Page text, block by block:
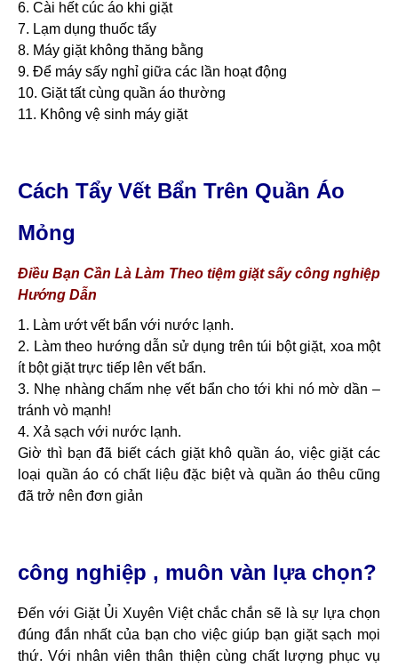
6. Cài hết cúc áo khi giặt
7. Lạm dụng thuốc tẩy
8. Máy giặt không thăng bằng
9. Để máy sấy nghỉ giữa các lần hoạt động
10. Giặt tất cùng quần áo thường
11. Không vệ sinh máy giặt
Cách Tẩy Vết Bẩn Trên Quần Áo
Mỏng
Điều Bạn Cần Là Làm Theo tiệm giặt sấy công nghiệp
Hướng Dẫn
1. Làm ướt vết bẩn với nước lạnh.
2. Làm theo hướng dẫn sử dụng trên túi bột giặt, xoa một
ít bột giặt trực tiếp lên vết bẩn.
3. Nhẹ nhàng chấm nhẹ vết bẩn cho tới khi nó mờ dần –
tránh vò mạnh!
4. Xả sạch với nước lạnh.
Giờ thì bạn đã biết cách giặt khô quần áo, việc giặt các
loại quần áo có chất liệu đặc biệt và quần áo thêu cũng
đã trở nên đơn giản
công nghiệp , muôn vàn lựa chọn?
Đến với Giặt Ủi Xuyên Việt chắc chắn sẽ là sự lựa chọn
đúng đắn nhất của bạn cho việc giúp bạn giặt sạch mọi
thứ. Với nhân viên thân thiện cùng chất lượng phục vụ